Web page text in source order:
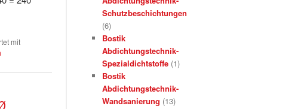
mit
Schutzbeschichtungen
(6)
Bostik
Abdichtungstechnik-
Spezialdichtstoffe (1)
Bostik
Abdichtungstechnik-
Wandsanierung (13)